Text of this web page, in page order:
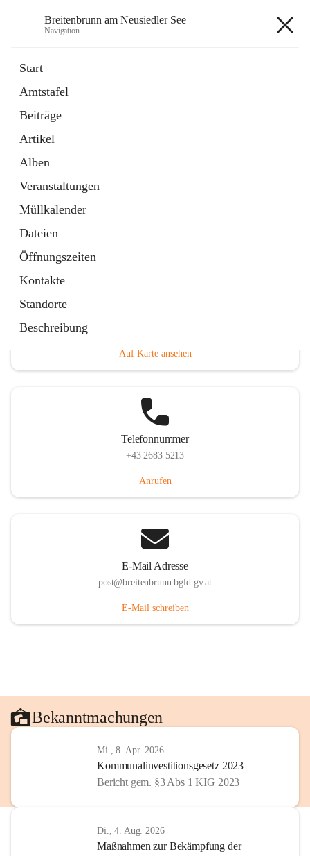
Breitenbrunn am Neusiedler See
Navigation
Start
Amtstafel
Beiträge
Artikel
Alben
Veranstaltungen
Müllkalender
Dateien
Öffnungszeiten
Kontakte
Standorte
Beschreibung
18 Schnellzugriffe
Gemeindeservice
Auf Karte ansehen
Telefonnummer
+43 2683 5213
Anrufen
E-Mail Adresse
post@breitenbrunn.bgld.gv.at
E-Mail schreiben
Bekanntmachungen
Mi., 8. Apr. 2026
Kommunalinvestitionsgesetz 2023
Bericht gem. §3 Abs 1 KIG 2023
Di., 4. Aug. 2026
Maßnahmen zur Bekämpfung der